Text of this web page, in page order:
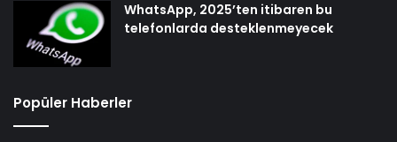
WhatsApp, 2025’ten itibaren bu
telefonlarda desteklenmeyecek
Popüler Haberler